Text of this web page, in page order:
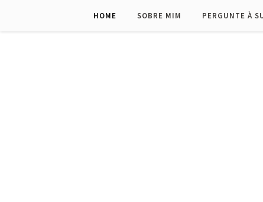
HOME SOBRE MIM PERGUNTE À